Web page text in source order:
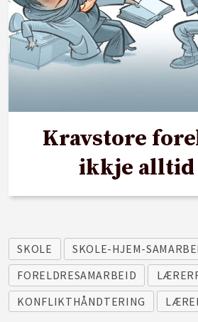
Kravstore
ikkje
SKOLE
SKOLE-HJEM-
FORELDRESAMARBEID
KONFLIKTHÅNDTERING